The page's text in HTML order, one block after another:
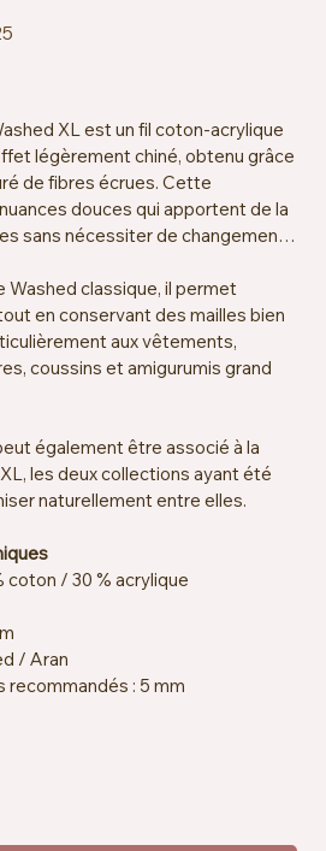
XL est un fil coton-acrylique
légèrement chiné, obtenu grâce
de fibres écrues. Cette
douces qui apportent de la
sans nécessiter de changement
Washed classique, il permet
en conservant des mailles bien
aux vêtements,
coussins et amigurumis grand
également être associé à la
les deux collections ayant été
naturellement entre elles.
coton / 30 % acrylique
/ Aran
recommandés : 5 mm
TEX® Standard 100
machine à 40 °C